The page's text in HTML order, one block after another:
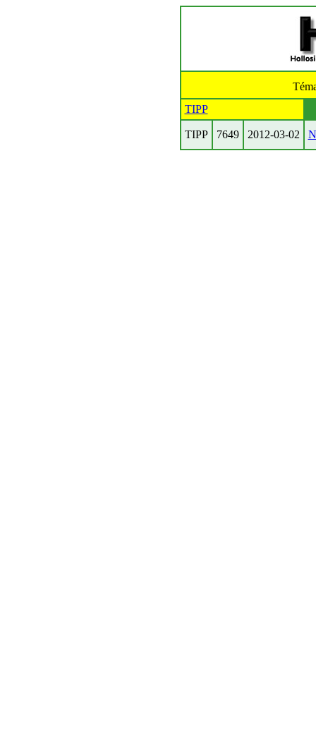
TIPP
TIPP 7649 2012-03-02